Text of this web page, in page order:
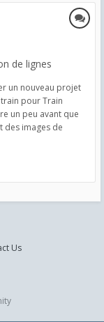
de lignes
un nouveau projet
pour Train
un peu avant que
des images de
Us